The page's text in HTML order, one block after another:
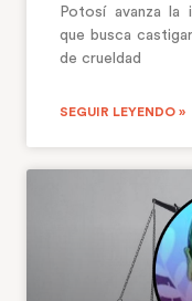
Potosí avanza la
que busca
de crueldad
SEGUIR LEYENDO »